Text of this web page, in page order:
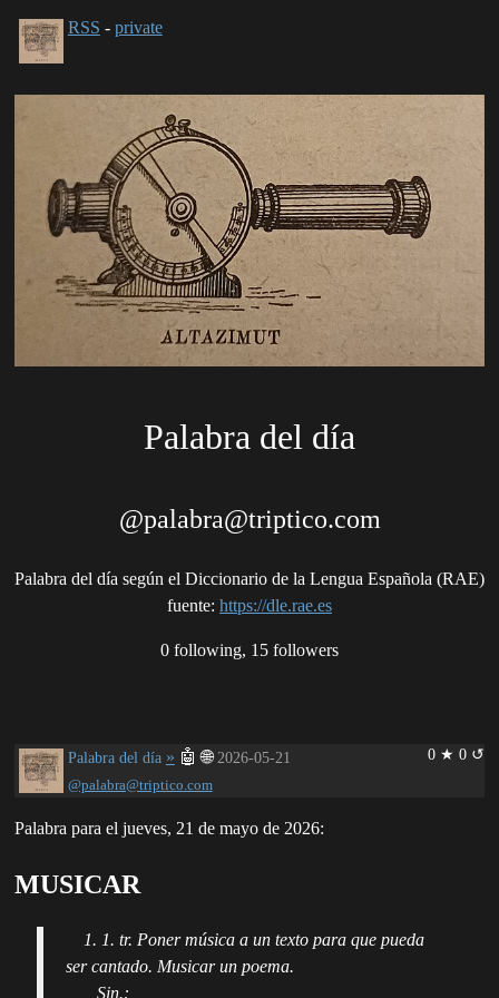
RSS - private
Palabra del día
@palabra@triptico.com
Palabra del día según el Diccionario de la Lengua Española (RAE)
fuente: https://dle.rae.es
0 following, 15 followers
0 ★ 0 ↺
Palabra del día » 🤖 🌐 2026-05-21
@palabra@triptico.com
Palabra para el jueves, 21 de mayo de 2026:
MUSICAR
1. 1. tr. Poner música a un texto para que pueda
ser cantado. Musicar un poema.
Sin.: